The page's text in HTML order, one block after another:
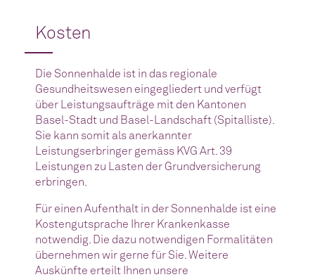
Kosten
Die Sonnenhalde ist in das regionale
Gesundheitswesen eingegliedert und verfügt
über Leistungsaufträge mit den Kantonen
Basel-Stadt und Basel-Landschaft (Spitalliste).
Sie kann somit als anerkannter
Leistungserbringer gemäss KVG Art. 39
Leistungen zu Lasten der Grundversicherung
erbringen.
Für einen Aufenthalt in der Sonnenhalde ist eine
Kostengutsprache Ihrer Krankenkasse
notwendig. Die dazu notwendigen Formalitäten
übernehmen wir gerne für Sie. Weitere
Auskünfte erteilt Ihnen unsere